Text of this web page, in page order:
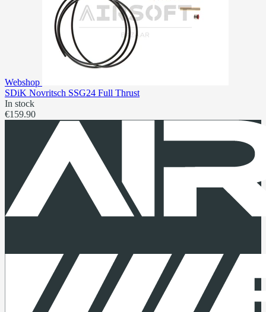
Webshop
SDiK Novritsch SSG24 Full Thrust
In stock
€159.90